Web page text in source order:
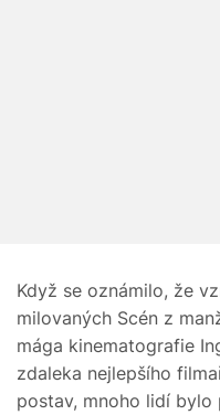
Když se oznámilo, že
milovaných Scén z
mága kinematografie
zdaleka nejlepšího
postav, mnoho lidí bylo